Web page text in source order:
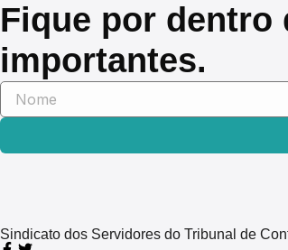
Fique por dentro
importantes.
Sindicato dos Servidores do Tribunal de